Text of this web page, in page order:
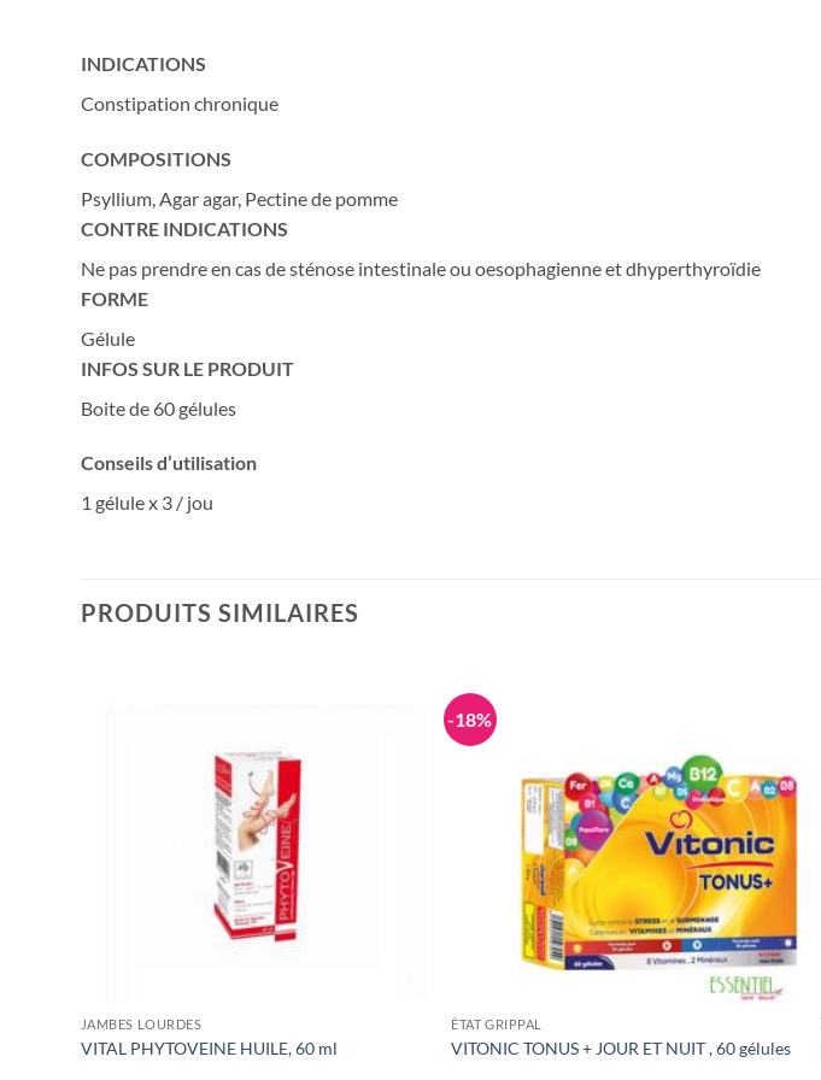
INDICATIONS
Constipation chronique
COMPOSITIONS
Psyllium, Agar agar, Pectine de pomme
CONTRE INDICATIONS
Ne pas prendre en cas de sténose intestinale ou oesophagienne et dhyperthyroïdie
FORME
Gélule
INFOS SUR LE PRODUIT
Boite de 60 gélules
Conseils d’utilisation
1 gélule x 3 / jou
PRODUITS SIMILAIRES
JAMBES LOURDES
VITAL PHYTOVEINE HUILE, 60 ml
-18%
ÉTAT GRIPPAL
VITONIC TONUS + JOUR ET NUIT , 60 gélules